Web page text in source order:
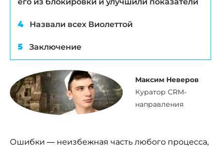
Назвали всех Виолеттой
Заключение
Максим Неверов
Куратор CRM-
направления
Ошибки — неизбежная часть любого процесса,